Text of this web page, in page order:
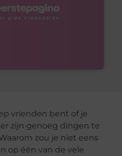
vrienden bent of je
zijn genoeg dingen te
zou je niet eens
op één van de vele